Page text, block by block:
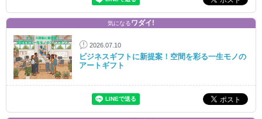
気になるワダイ!
2026.07.10
ビジネスギフトに新提案！空間を彩る一生モノの
アートギフト